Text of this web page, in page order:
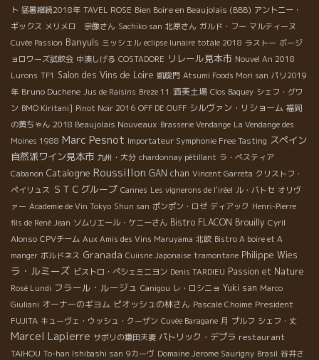
ト 猛暑継続2018年 TAVEL ROSE Bien Boire en Beaujolais (BBB) アントニー・
ギックス メリメロ 宗像さん Sachiko san 北原さん ガルド・フー マルティーヌ
Cuvée Passion Banyuls ミッシェル eclipse lunaire totale 2018 ラストー ボージ
ョロワーズ試飲会 中湊しげる COSTADORE リレール見本市 Nouvel An 2018
Lurons TF1 Salon des Vins de Loire 凱旋門 Atsumi Foods Mori san パリ2019
年 Bruno Duchene Jus de Raisins Breze 11 酒美土場 Clos Baquey シェフ・グワ
ン BMO Kiritani] Pinot Noir 2016 OFF DE OUFF シルヴァン・リショーム 福岡
の黄ちゃん 2018 Beaujolais Nouveaux Brasserie Vendange La Vendange des
Moines 1988 Marc Pesnot Importateur Symphonie Free Tasting スペイン
自然派ワイン見本市 九州・大分 chardonnay pétillant ラ・ベスティア
Cabanon Catalogne Roussillon GAN chan Vincent Garreta クリストフ・
ペイリュス ＳＴＣグループ Cannes Les vignerons de l'iréel ル・バトセ オリヴ
ァー Academie de Vin Tokyo Shun san ポンポン・ロゼ ディアック Henri-Pierre
fils de René Jean ソムリエール・ケニーさん Bistro FLACON Brouilly Cyril
Alonso CPVチーム Aux Amis des Vins Maruyama 北欧 Bistro A boire et A
manger ボルドネス Granada Cuiisne Japonaise tramontane Philippe Wies
ラ・ルミーズ ビストロ・ペシェミニヨン Denis TARDIEU Passion et Nature
Rosé Lundi フラール・ルージュ Canigou レ・ロシニョ Yuki san Marco
Giuliani オーナーのギヨム ピオッシュの林さん Pascale Choime President
FUJITA キューヴェ・ウッシュ・クーザン Cuvée Baragane 月 プルフ シェフ・丈
Marcel Lapierre サボリの鎌田夫妻 パトリック・デプラ restaurant
TAIHOU To-han Ishibashi san 9カーヴ Domaine Jerome Saurigny Brasil 谷井さ